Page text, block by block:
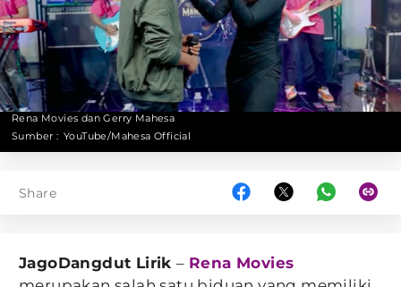
Rena Movies dan Gerry Mahesa
Sumber : YouTube/Mahesa Official
Share
JagoDangdut Lirik– Rena Movies